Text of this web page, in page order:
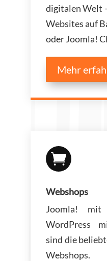
digitalen Welt
Websites auf
oder Joomla!
Mehr

Webshops
Joomla!
WordPress
sind die